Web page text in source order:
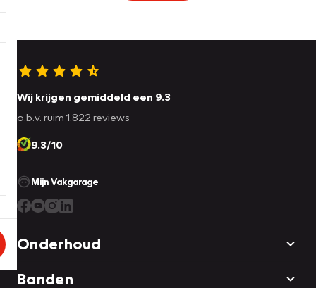
Wij krijgen gemiddeld een 9.3
o.b.v. ruim 1.822 reviews
9.3/10
Mijn Vakgarage
Onderhoud
Banden